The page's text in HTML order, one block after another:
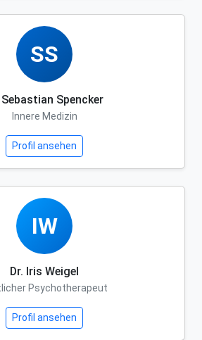
SS
Sebastian Spencker
Innere Medizin
Profil ansehen
IW
Dr. Iris Weigel
Psychotherapeut
Profil ansehen